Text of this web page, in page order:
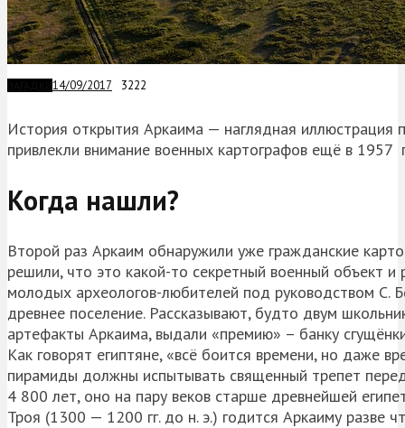
14/09/2017 3222
История открытия Аркаима — наглядная иллюстрация
привлекли внимание военных картографов ещё в 1957
Когда нашли?
Второй раз Аркаим обнаружили уже гражданские
решили, что это какой-то секретный военный объект
молодых археологов-любителей под руководством С.
древнее поселение. Рассказывают, будто двум
артефакты Аркаима, выдали «премию» – банку
Как говорят египтяне, «всё боится времени, но даже
пирамиды должны испытывать священный трепет
4 800 лет, оно на пару веков старше древнейшей
Троя (1300 — 1200 гг. до н. э.) годится Аркаиму разве